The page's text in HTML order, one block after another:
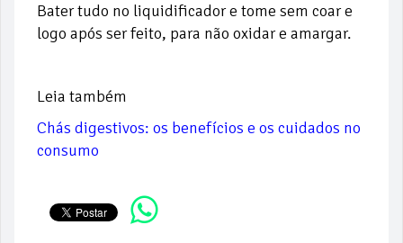
Bater tudo no liquidificador e tome sem coar e
logo após ser feito, para não oxidar e amargar.
Leia também
Chás digestivos: os benefícios e os cuidados no
consumo